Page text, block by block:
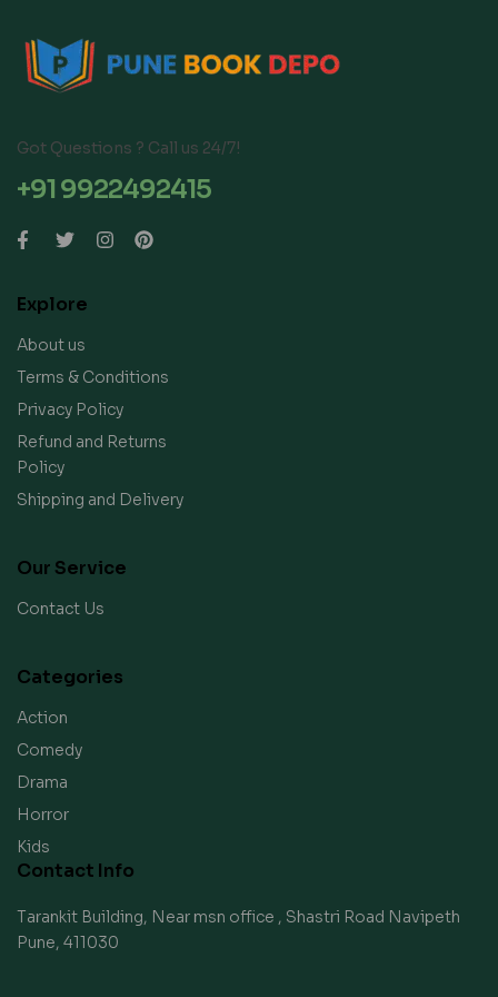
Got Questions ? Call us 24/7!
+91 9922492415
Explore
About us
Terms & Conditions
Privacy Policy
Refund and Returns
Policy
Shipping and Delivery
Our Service
Contact Us
Categories
Action
Comedy
Drama
Horror
Kids
Contact Info
Tarankit Building, Near msn office , Shastri Road Navipeth
Pune, 411030